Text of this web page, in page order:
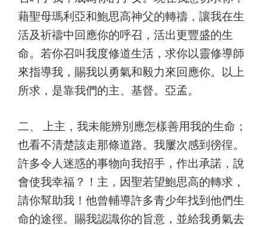
藉聖母瑪利亞和鮑思高神父的轉禱，讓我在生
活及祈禱中回應你的呼召，活出更豐盛的生
命。若你召叫我度修道生活，求你以靈修導師
來指導我，賜我以勇氣和毅力來回應你。以上
所求，是靠我們的主、基督。亞孟。
二、 上主，我未能辨別應怎樣善用我的生命；
也看不清楚該走那條道路。我屢次感到徬徨。
許多令人迷惑的事物向我招手，作出承諾，說
會使我幸福？！主，因聖若望鮑思高的轉求，
請你幫助我！他曾輔導許多青少年找到他們生
命的途徑。賜我認識你的旨意，並給我勇氣去